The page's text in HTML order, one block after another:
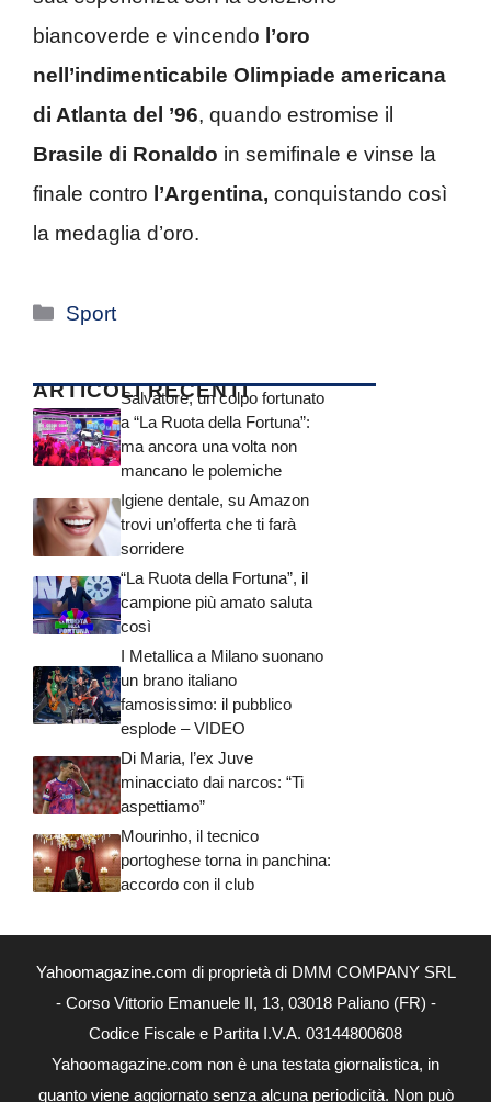
biancoverde e vincendo l’oro
nell’indimenticabile Olimpiade americana
di Atlanta del ’96, quando estromise il
Brasile di Ronaldo in semifinale e vinse la
finale contro l’Argentina, conquistando così
la medaglia d’oro.
Categorie
Sport
ARTICOLI RECENTI
Salvatore, un colpo fortunato
a “La Ruota della Fortuna”:
ma ancora una volta non
mancano le polemiche
Igiene dentale, su Amazon
trovi un’offerta che ti farà
sorridere
“La Ruota della Fortuna”, il
campione più amato saluta
così
I Metallica a Milano suonano
un brano italiano
famosissimo: il pubblico
esplode – VIDEO
Di Maria, l’ex Juve
minacciato dai narcos: “Ti
aspettiamo”
Mourinho, il tecnico
portoghese torna in panchina:
accordo con il club
Yahoomagazine.com di proprietà di DMM COMPANY SRL
- Corso Vittorio Emanuele II, 13, 03018 Paliano (FR) -
Codice Fiscale e Partita I.V.A. 03144800608
Yahoomagazine.com non è una testata giornalistica, in
quanto viene aggiornato senza alcuna periodicità. Non può